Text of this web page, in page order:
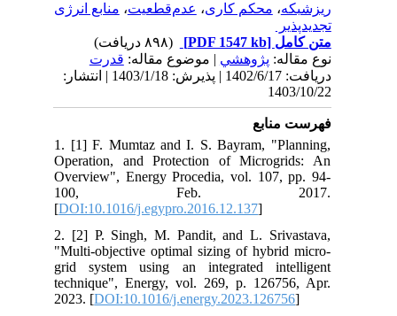
ریزشبکه،محکم کاری،عدم‌قطعیت،منابع انرژی‌
تجدیدپذیر ‌
متن کامل[PDF 1547 kb]
نوع مقاله:پژوهشي| موضوع مقاله:قدرت
دریافت: 1402/6/17 | پذیرش: 1403/1/18 | انتشار:
1403/10/22
فهرست منابع
1. [1] F. Mumtaz and I. S. Bayram, "Planning,
Operation, and Protection of Microgrids: An
Overview", Energy Procedia, vol. 107, pp. 94-
100, Feb. 2017.
[DOI:10.1016/j.egypro.2016.12.137
2. [2] P. Singh, M. Pandit, and L. Srivastava,
"Multi-objective optimal sizing of hybrid micro-
grid system using an integrated intelligent
technique", Energy, vol. 269, p. 126756, Apr.
2023. [DOI:10.1016/j.energy.2023.126756